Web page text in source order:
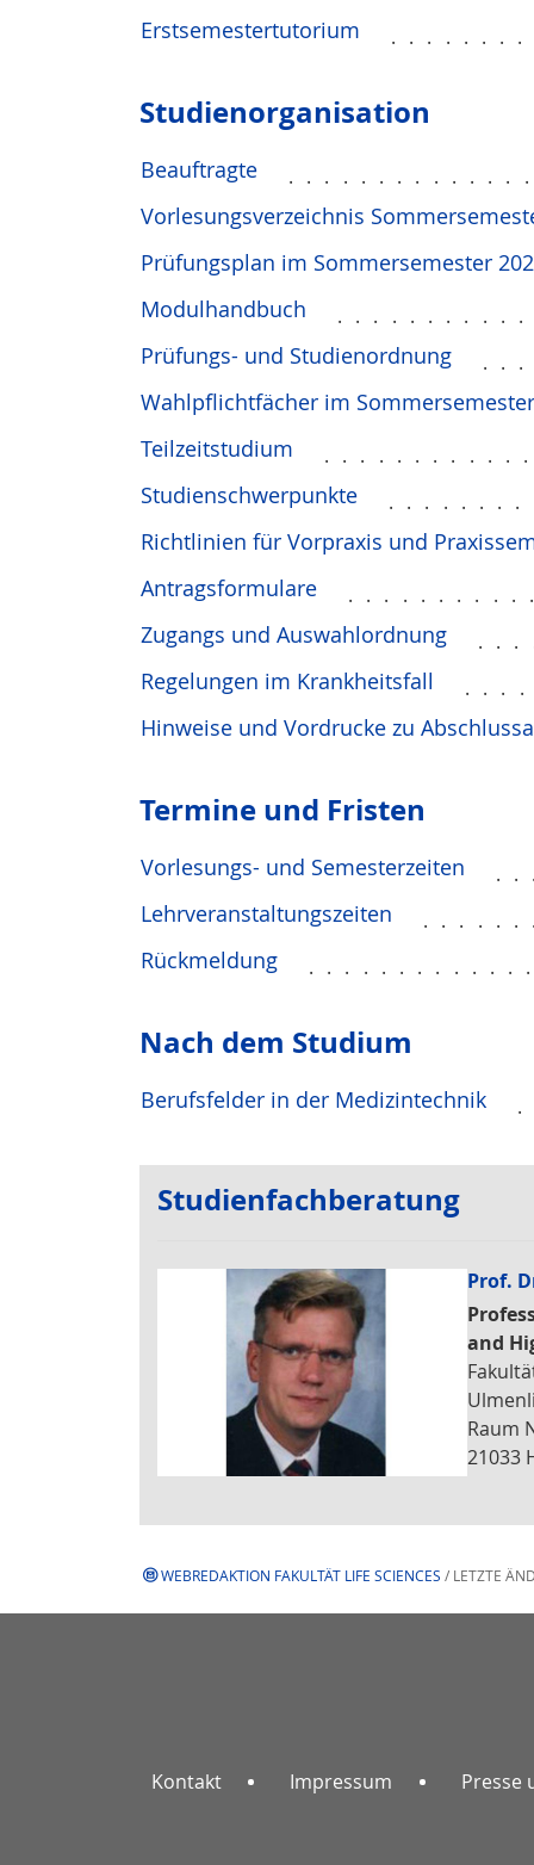
Erstsemestertutorium
Studien­orga­ni­sation
Beauftragte
Vorlesungsverzeichnis
Prüfungsplan im Sommersemester
Modulhandbuch
Prüfungs- und Studienordnung
Wahlpflichtfächer im
Teilzeitstudium
Studienschwerpunkte
Richtlinien für Vorpraxis und
Antragsformulare
Zugangs und Auswahlordnung
Regelungen im Krankheitsfall
Hinweise und Vordrucke zu
Termine und Fristen
Vorlesungs- und Semesterzeiten
Lehrveranstaltungszeiten
Rückmeldung
Nach dem Studium
Berufsfelder in der Medizintechnik
Studienfachberatung
Prof.
and
Raum
21033
WEBREDAKTION FAKULTÄT LIFE SCIENCES / LETZTE
Kontakt Impressum Presse